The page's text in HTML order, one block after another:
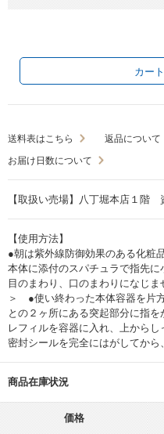
カー
送料表はこちら
返品について
お届け日数について
【取扱い売場】八丁堀本店１階
【使用方法】
●朝は紫外線防御効果のある化粧
本体に添付のスパチュラで指先に
目のまわり、口のまわりにな
＞ ●使い終わった本体容器を片
との２ヶ所にある突起部分に指
レフィルを容器に入れ、上から
密封シールを完全にはがしてから
商品在庫状況
価格